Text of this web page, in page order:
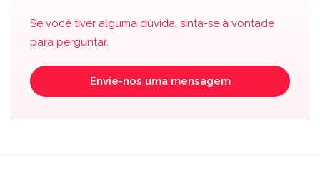
Se você tiver alguma dúvida, sinta-se à vontade
para perguntar.
Envie-nos uma mensagem